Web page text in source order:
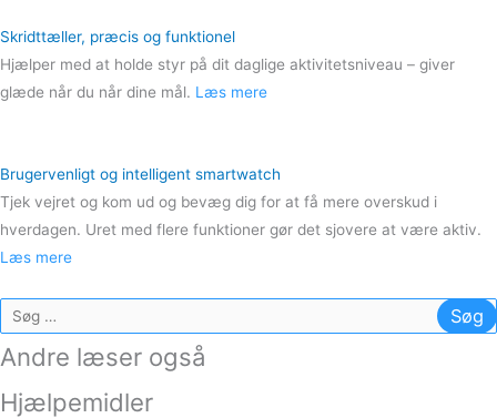
Skridttæller, præcis og funktionel
Hjælper med at holde styr på dit daglige aktivitetsniveau – giver
glæde når du når dine mål. Læs mere
Brugervenligt og intelligent smartwatch
Tjek vejret og kom ud og bevæg dig for at få mere overskud i
hverdagen. Uret med flere funktioner gør det sjovere at være aktiv.
Læs mere
Søg
efter:
Andre læser også
Hjælpemidler